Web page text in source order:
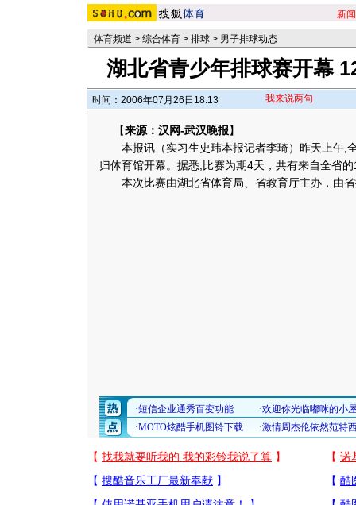
新闻
体育频道 > 综合体育 > 排球 > 男子排球动态
湖北省青少年排球赛开幕
时间：2006年07月26日18:13 我来说两句
【来源：汉网-武汉晚报】
本报讯（实习生史玮本报记者李琦）昨天上午,
归体育馆开幕。据悉,比赛为期4天，共有来自全省
本次比赛由湖北省体育局、省教育厅主办，由省